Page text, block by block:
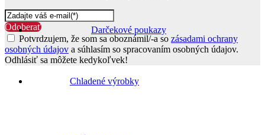
Darčekové poukazy
Chladené výrobky
Odoberať
Potvrdzujem, že som sa oboznámil/-a so zásadami ochrany
osobných údajov a súhlasím so spracovaním osobných údajov.
Odhlásiť sa môžete kedykoľvek!